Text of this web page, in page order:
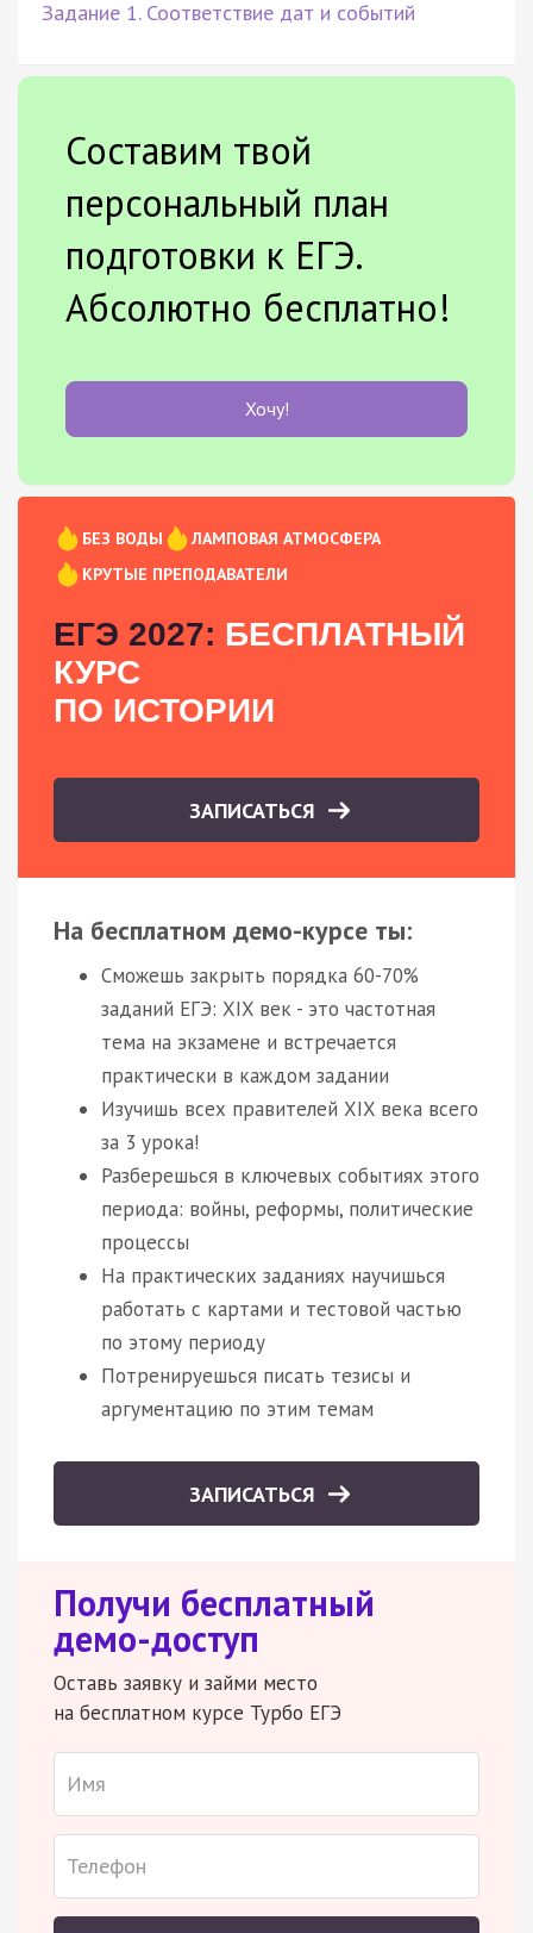
Задание 1. Соответствие дат и событий
Составим твой
персональный план
подготовки к ЕГЭ.
Абсолютно бесплатно!
Хочу!
БЕЗ ВОДЫ
ЛАМПОВАЯ АТМОСФЕРА
КРУТЫЕ ПРЕПОДАВАТЕЛИ
ЕГЭ 2027: БЕСПЛАТНЫЙ
КУРС
ПО ИСТОРИИ
ЗАПИСАТЬСЯ
На бесплатном демо-курсе ты:
Сможешь закрыть порядка 60-70%
заданий ЕГЭ: XIX век - это частотная
тема на экзамене и встречается
практически в каждом задании
Изучишь всех правителей XIX века всего
за 3 урока!
Разберешься в ключевых событиях этого
периода: войны, реформы, политические
процессы
На практических заданиях научишься
работать с картами и тестовой частью
по этому периоду
Потренируешься писать тезисы и
аргументацию по этим темам
ЗАПИСАТЬСЯ
Получи бесплатный
демо-доступ
Оставь заявку и займи место
на бесплатном курсе Турбо ЕГЭ